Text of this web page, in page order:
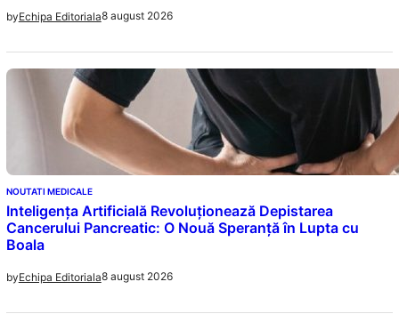
byEchipa Editoriala8 august 2026
NOUTATI MEDICALE
Inteligența Artificială Revoluționează Depistarea
Cancerului Pancreatic: O Nouă Speranță în Lupta cu
Boala
byEchipa Editoriala8 august 2026